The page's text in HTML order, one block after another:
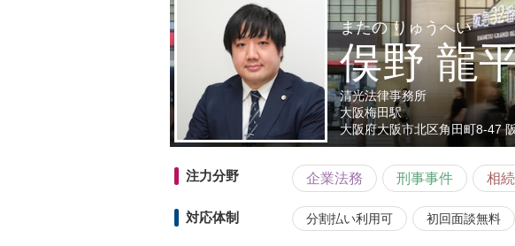
またの りゅうへい
俣野 龍
清光法律事務所
大阪梅田駅
大阪府大阪市北区角田町8-47
注力分野 企業法務 刑事事件 相
対応体制 分割払い利用可 初回面談無料